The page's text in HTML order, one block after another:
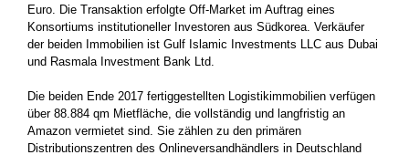
Euro. Die Transaktion erfolgte Off-Market im Auftrag eines
Konsortiums institutioneller Investoren aus Südkorea. Verkäufer
der beiden Immobilien ist Gulf Islamic Investments LLC aus Dubai
und Rasmala Investment Bank Ltd.
Die beiden Ende 2017 fertiggestellten Logistikimmobilien verfügen
über 88.884 qm Mietfläche, die vollständig und langfristig an
Amazon vermietet sind. Sie zählen zu den primären
Distributionszentren des Onlineversandhändlers in Deutschland